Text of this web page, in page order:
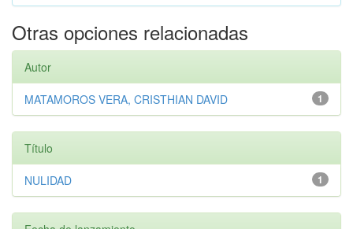
Otras opciones relacionadas
Autor
1
MATAMOROS VERA, CRISTHIAN DAVID
Título
1
NULIDAD